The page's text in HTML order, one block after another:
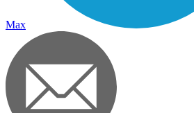
Max